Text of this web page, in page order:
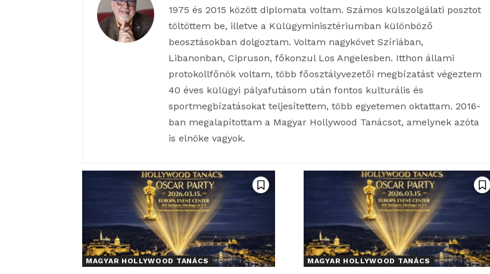
1975 és 2015 között diplomata voltam. Számos külszolgálati posztot
töltöttem be, illetve a Külügyminisztériumban különböző
beosztásokban dolgoztam. Voltam nagykövet Szíriában,
Libanonban, Cipruson, főkonzul Los Angelesben. Itthon állami
protokollfőnök voltam, több főosztályvezetői megbízatást végeztem
40 éves külügyi pályafutásom után fontos kulturális és
sportmegbízatásokat teljesítettem, több egyetemen oktattam. 2016-
ban megalapítottam a Magyar Hollywood Tanácsot, amelynek azóta
is elnöke vagyok.
MAGYAR HOLLYWOOD TANÁCS MAGYAR HOLLYWOOD TANÁCS